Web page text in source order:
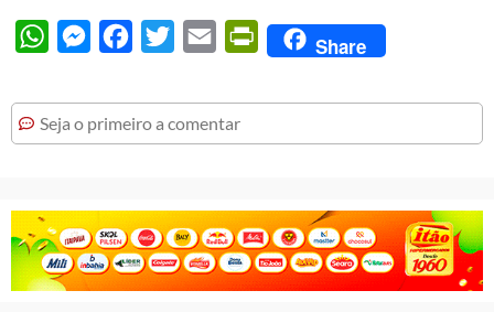
WhatsAppMessengerFacebook
Twitter Email PrintFriendly
Share
Seja o primeiro a comentar